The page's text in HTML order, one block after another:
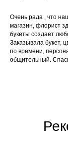
Очень рада , что
магазин, флорист
букеты создает
Заказывала букет,
по времени,
общительный.